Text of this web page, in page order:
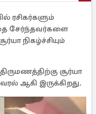
ரசிகர்களும்
சேர்ந்தவர்களை
நிகழ்ச்சியும்
சூர்யா
ஆகி இருக்கிறது.